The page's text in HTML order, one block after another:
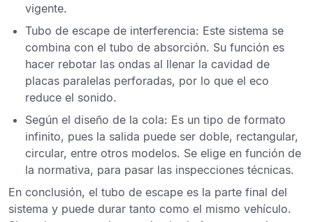
vigente.
Tubo de escape de interferencia: Este sistema se
combina con el tubo de absorción. Su función es
hacer rebotar las ondas al llenar la cavidad de
placas paralelas perforadas, por lo que el eco
reduce el sonido.
Según el diseño de la cola: Es un tipo de formato
infinito, pues la salida puede ser doble, rectangular,
circular, entre otros modelos. Se elige en función de
la normativa, para pasar las inspecciones técnicas.
En conclusión, el tubo de escape es la parte final del
sistema y puede durar tanto como el mismo vehículo.